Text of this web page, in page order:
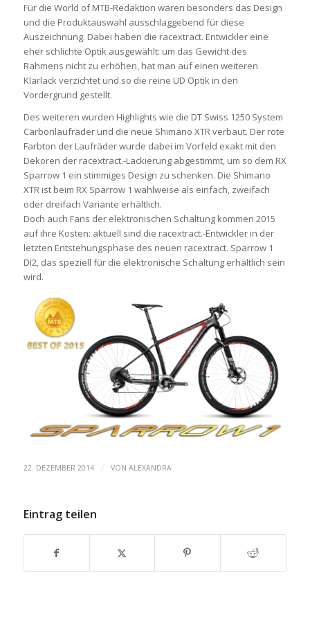
Für die World of MTB-Redaktion waren besonders das Design
und die Produktauswahl ausschlaggebend für diese
Auszeichnung. Dabei haben die racextract. Entwickler eine
eher schlichte Optik ausgewählt: um das Gewicht des
Rahmens nicht zu erhöhen, hat man auf einen weiteren
Klarlack verzichtet und so die reine UD Optik in den
Vordergrund gestellt.
Des weiteren wurden Highlights wie die DT Swiss 1250 System
Carbonlaufräder und die neue Shimano XTR verbaut. Der rote
Farbton der Laufräder wurde dabei im Vorfeld exakt mit den
Dekoren der racextract.-Lackierung abgestimmt, um so dem RX
Sparrow 1 ein stimmiges Design zu schenken. Die Shimano
XTR ist beim RX Sparrow 1 wahlweise als einfach, zweifach
oder dreifach Variante erhältlich.
Doch auch Fans der elektronischen Schaltung kommen 2015
auf ihre Kosten: aktuell sind die racextract.-Entwickler in der
letzten Entstehungsphase des neuen racextract. Sparrow 1
DI2, das speziell für die elektronische Schaltung erhältlich sein
wird.
22. DEZEMBER 2014 / VON ALEXANDRA
Eintrag teilen